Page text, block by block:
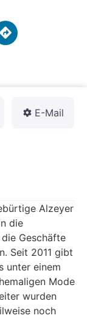
E-Mail
Alzeyer
die
Geschäfte
Seit 2011 gibt
unter einem
Mode
wurden
noch